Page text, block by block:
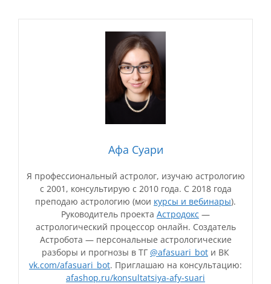
Афа Суари
Я профессиональный астролог, изучаю астрологию
с 2001, консультирую с 2010 года. С 2018 года
преподаю астрологию (мои курсы и вебинары).
Руководитель проекта Астродокс —
астрологический процессор онлайн. Создатель
Астробота — персональные астрологические
разборы и прогнозы в ТГ @afasuari_bot и ВК
vk.com/afasuari_bot. Приглашаю на консультацию:
afashop.ru/konsultatsiya-afy-suari